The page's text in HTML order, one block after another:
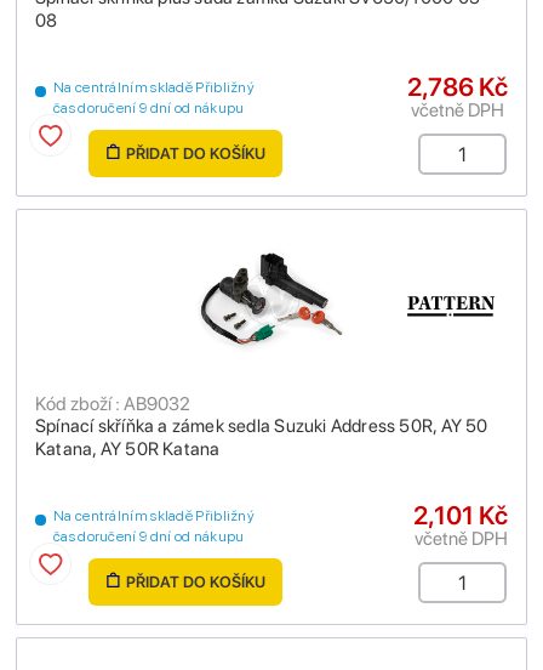
08
Na centrálním skladě Přibližný
čas doručení 9 dní od nákupu
2,786 Kč
včetně DPH
PŘIDAT DO KOŠÍKU
Spínací skříňka a zámek sedla Suzuki Address 50R, AY 50
Katana, AY 50R Katana
Kód zboží : AB9032
Na centrálním skladě Přibližný
čas doručení 9 dní od nákupu
2,101 Kč
včetně DPH
PŘIDAT DO KOŠÍKU